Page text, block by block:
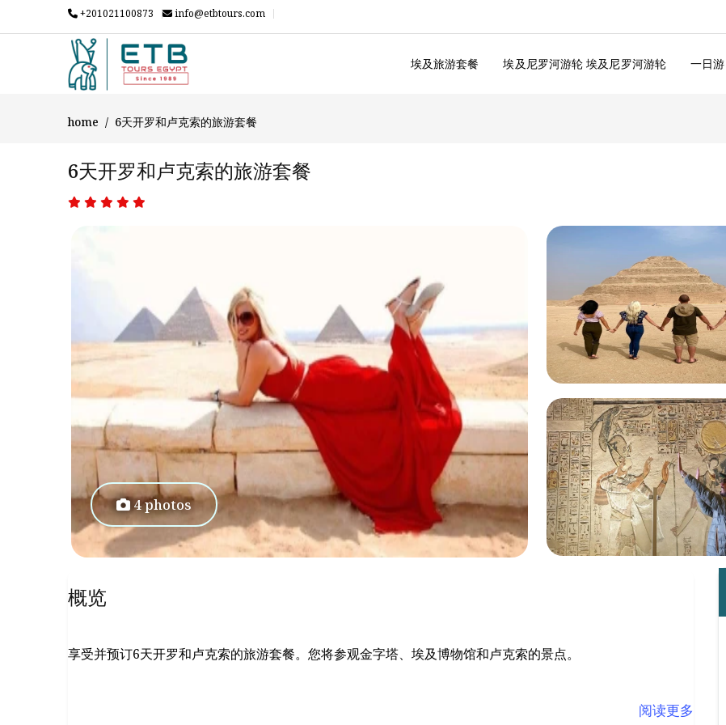
+201021100873 info@etbtours.com
埃及旅游套餐 埃及尼罗河游轮 埃及尼罗河游轮 一日游
home 6天开罗和卢克索的旅游套餐
6天开罗和卢克索的旅游套餐
4 photos
概览
享受并预订6天开罗和卢克索的旅游套餐。您将参观金字塔、埃及博物馆和卢克索的景点。
阅读更多